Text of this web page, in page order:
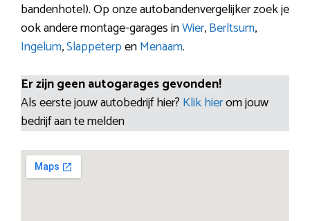
bandenhotel). Op onze autobandenvergelijker zoek je
ook andere montage-garages inWier,Berltsum,
Ingelum,SlappeterpenMenaam.
Er zijn geen autogarages gevonden!
Als eerste jouw autobedrijf hier? Klik hierom jouw
bedrijf aan te melden